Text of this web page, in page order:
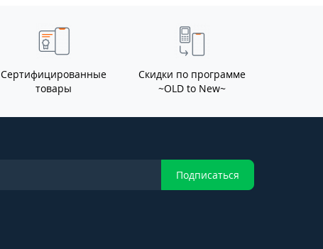
Сертифицированные
товары
Скидки по программе
~OLD to New~
Подписаться